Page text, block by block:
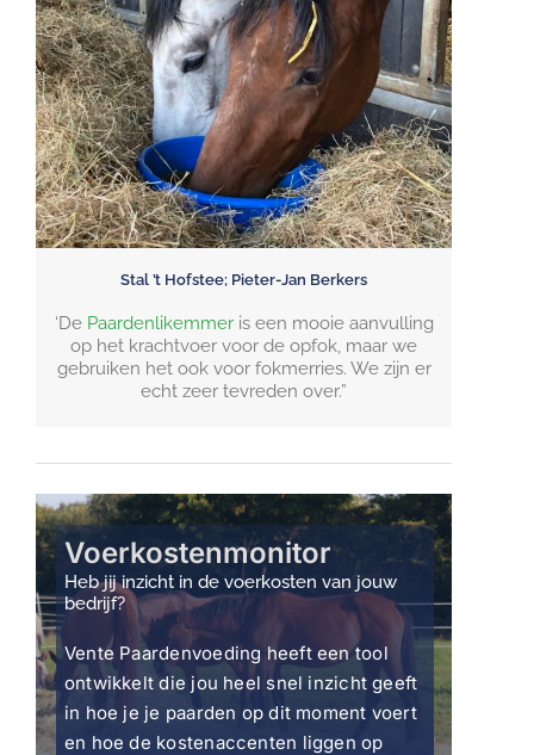
Stal ’t Hofstee; Pieter-Jan Berkers
‘De Paardenlikemmeris een mooie aanvulling
op het krachtvoer voor de opfok, maar we
gebruiken het ook voor fokmerries. We zijn er
echt zeer tevreden over.”
Voerkostenmonitor
Heb jij inzicht in de voerkosten van jouw
bedrijf?
Vente Paardenvoeding heeft een tool
ontwikkelt die jou heel snel inzicht geeft
in hoe je je paarden op dit moment voert
en hoe de kostenaccenten liggen op